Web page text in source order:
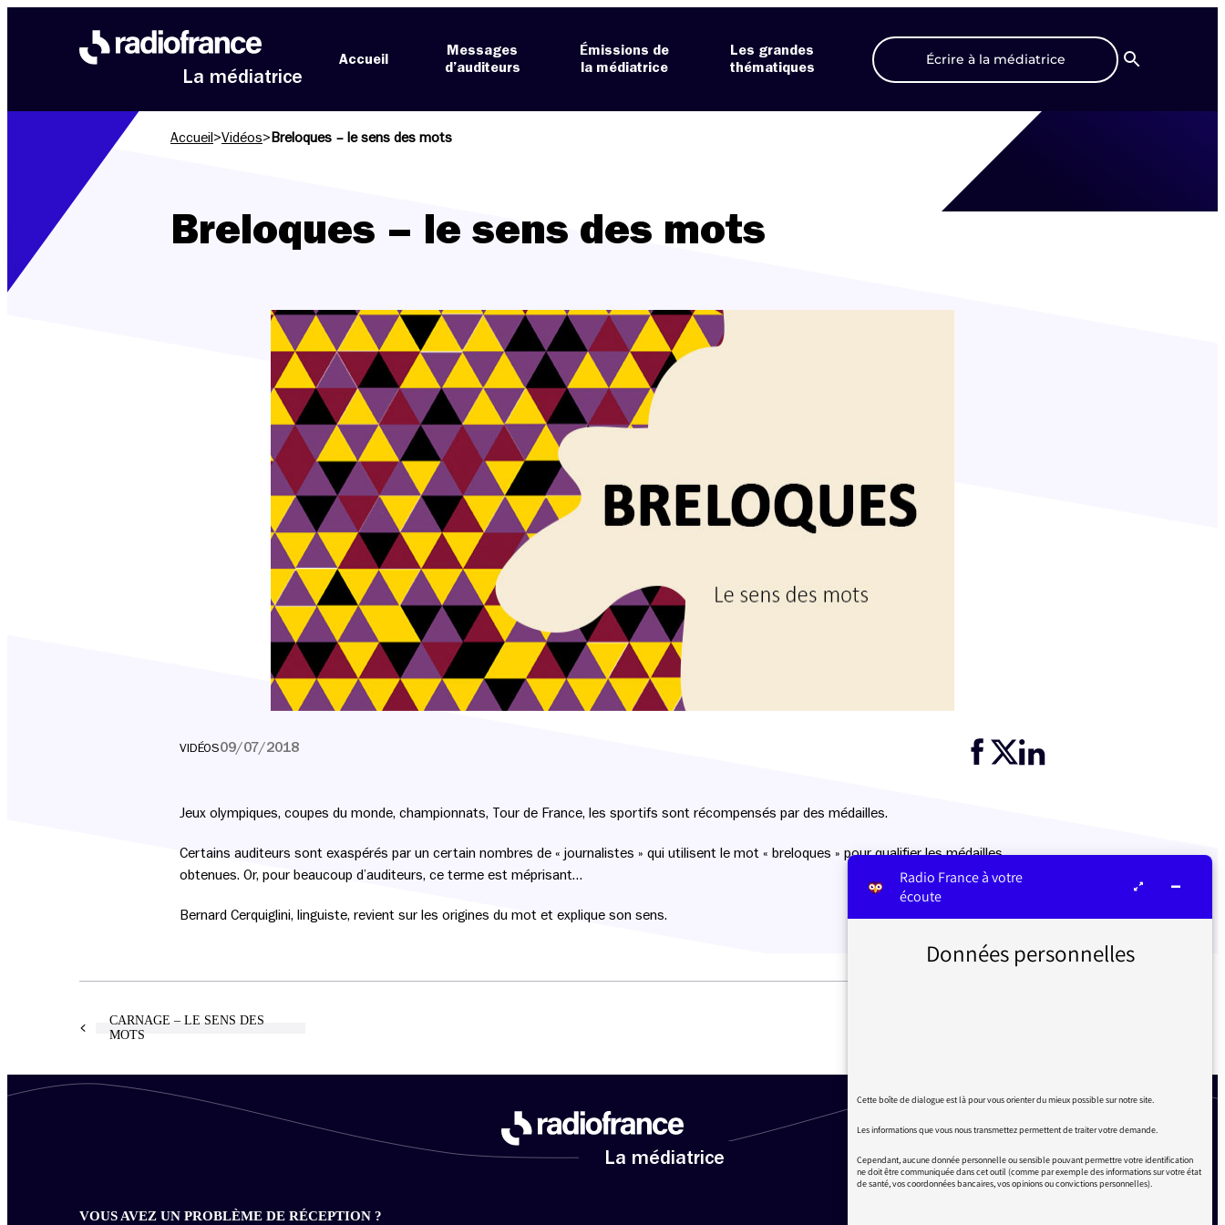
La médiatrice
Accueil
Messages
d’auditeurs
Émissions de
la médiatrice
Les grandes
thématiques
Écrire à la médiatrice
Recherche
Accueil >Vidéos> Breloques – le sens des mots
Breloques – le sens des mots
VIDÉOS09/07/2018
Jeux olympiques, coupes du monde, championnats, Tour de France, les sportifs sont récompensés par des médailles.
Certains auditeurs sont exaspérés par un certain nombres de « journalistes » qui utilisent le mot « breloques » pour qualifier les médailles
obtenues. Or, pour beaucoup d’auditeurs, ce terme est méprisant…
Bernard Cerquiglini, linguiste, revient sur les origines du mot et explique son sens.
CARNAGE – LE SENS DES
MOTS
La médiatrice
VOUS AVEZ UN PROBLÈME DE RÉCEPTION ?
Radio France à votre
écoute
Données personnelles
Cette boîte de dialogue est là pour vous orienter du mieux possible sur notre site.
Les informations que vous nous transmettez permettent de traiter votre demande.
Cependant, aucune donnée personnelle ou sensible pouvant permettre votre identification
ne doit être communiquée dans cet outil (comme par exemple des informations sur votre état
de santé, vos coordonnées bancaires, vos opinions ou convictions personnelles).